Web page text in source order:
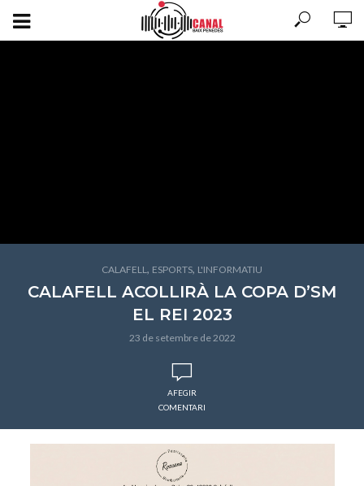
CALAFELL, ESPORTS, L'INFORMATIU
CALAFELL ACOLLIRÀ LA COPA D’SM
EL REI 2023
23 de setembre de 2022
AFEGIR
COMENTARI